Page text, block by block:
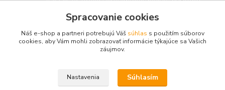
info@kabelmanie.sk
Upravit sběr cookies.
Spracovanie cookies
Náš e-shop a partneri potrebujú Váš súhlas s použitím súborov
cookies, aby Vám mohli zobrazovať informácie týkajúce sa Vašich
záujmov.
Nastavenia Súhlasím